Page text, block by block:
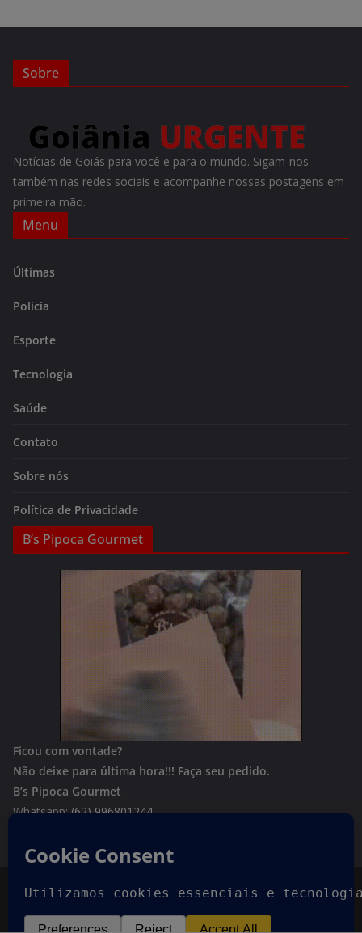
Sobre
Notícias de Goiás para você e para o mundo. Sigam-nos
também nas redes sociais e acompanhe nossas postagens em
primeira mão.
Menu
Últimas
Polícia
Esporte
Tecnologia
Saúde
Contato
Sobre nós
Política de Privacidade
B’s Pipoca Gourmet
Ficou com vontade?
Não deixe para última hora!!! Faça seu pedido.
B’s Pipoca Gourmet
Whatsapp:(62) 996801244
Copyright © 2026Goiania Urgente. Todos os direitos